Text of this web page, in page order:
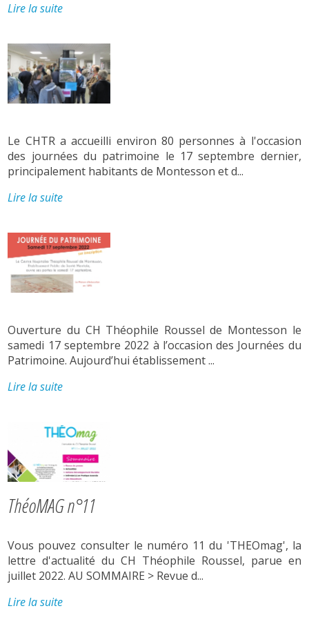
Lire la suite
Le CHTR a accueilli environ 80 personnes à l'occasion
des journées du patrimoine le 17 septembre dernier,
principalement habitants de Montesson et d...
Lire la suite
Ouverture du CH Théophile Roussel de Montesson le
samedi 17 septembre 2022 à l’occasion des Journées du
Patrimoine. Aujourd’hui établissement ...
Lire la suite
ThéoMAG n°11
Vous pouvez consulter le numéro 11 du 'THEOmag', la
lettre d'actualité du CH Théophile Roussel, parue en
juillet 2022. AU SOMMAIRE > Revue d...
Lire la suite